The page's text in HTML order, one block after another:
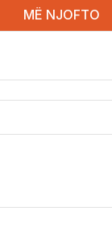
MË NJOFTO